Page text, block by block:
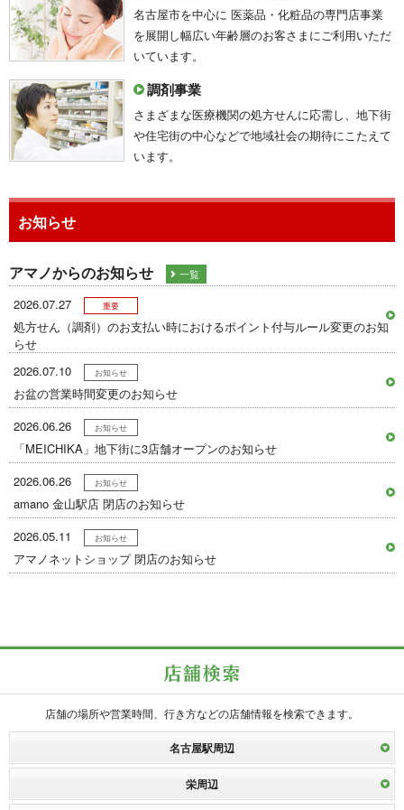
名古屋市を中心に 医薬品・化粧品の専門店事業
を展開し幅広い年齢層のお客さまにご利用いただ
いています。
調剤事業
さまざまな医療機関の処方せんに応需し、地下街
や住宅街の中心などで地域社会の期待にこたえて
います。
お知らせ
アマノからのお知らせ 一覧
2026.07.27 重要
処方せん（調剤）のお支払い時におけるポイント付与ルール変更のお知
らせ
2026.07.10
お知らせ
お盆の営業時間変更のお知らせ
2026.06.26
お知らせ
「MEICHIKA」地下街に3店舗オープンのお知らせ
2026.06.26
お知らせ
amano 金山駅店 閉店のお知らせ
2026.05.11
お知らせ
アマノネットショップ 閉店のお知らせ
店舗の場所や営業時間、行き方などの店舗情報を検索できます。
名古屋駅周辺
栄周辺